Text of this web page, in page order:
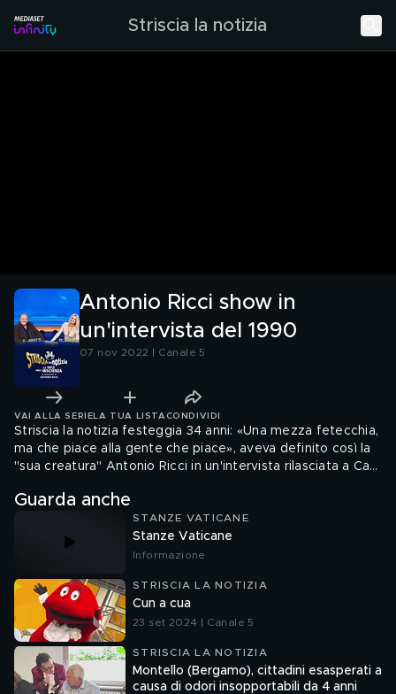
Striscia la notizia
Antonio Ricci show in
un'intervista del 1990
07 nov 2022 | Canale 5
VAI ALLA SERIE LA TUA LISTA CONDIVIDI
Striscia la notizia festeggia 34 anni: «Una mezza fetecchia,
ma che piace alla gente che piace», aveva definito così la
"sua creatura" Antonio Ricci in un'intervista rilasciata a Cara
Guarda anche
STANZE VATICANE
Stanze Vaticane
Informazione
STRISCIA LA NOTIZIA
Cun a cua
23 set 2024 | Canale 5
STRISCIA LA NOTIZIA
Montello (Bergamo), cittadini esasperati a
causa di odori insopportabili da 4 anni